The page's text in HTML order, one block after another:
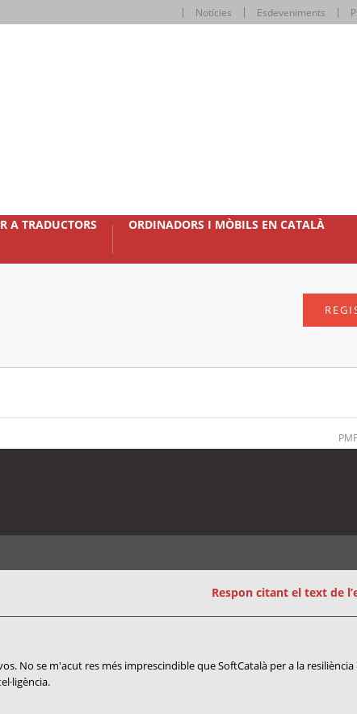
Notícies Esdeveniments
A TRADUCTORS ORDINADORS I MÒBILS EN CATALÀ
PMF
Respon citant el text de
No se m'acut res més imprescindible que SoftCatalà per a la resiliència